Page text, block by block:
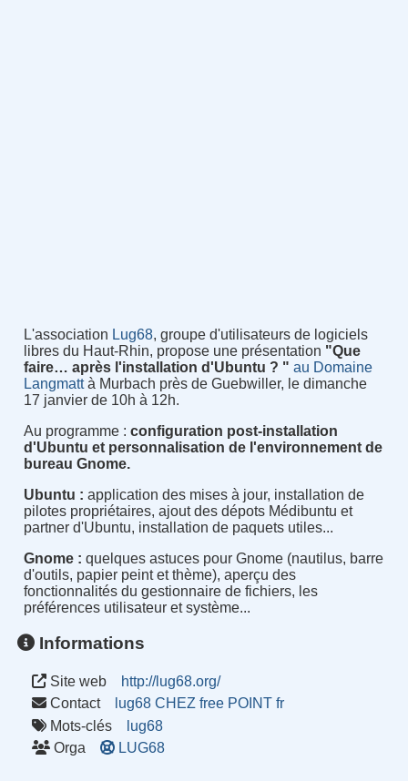
L'association Lug68, groupe d'utilisateurs de logiciels
libres du Haut-Rhin, propose une présentation "Que
faire… après l'installation d'Ubuntu ? " au Domaine
Langmattà Murbach près de Guebwiller, le dimanche
17 janvier de 10h à 12h.
Au programme : configuration post-installation
d'Ubuntu et personnalisation de l'environnement de
bureau Gnome.
Ubuntu : application des mises à jour, installation de
pilotes propriétaires, ajout des dépots Médibuntu et
partner d'Ubuntu, installation de paquets utiles...
Gnome : quelques astuces pour Gnome (nautilus, barre
d'outils, papier peint et thème), aperçu des
fonctionnalités du gestionnaire de fichiers, les
préférences utilisateur et système...
Informations
Site web
http://lug68.org/
Contact
lug68 CHEZ free POINT fr
Mots-clés
lug68
Orga
LUG68